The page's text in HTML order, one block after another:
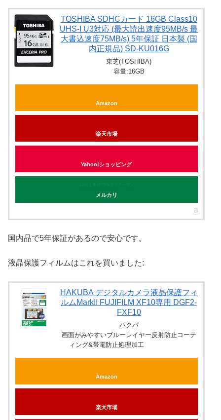
TOSHIBA SDHCカード 16GB Class10
UHS-I U3対応 (最大読出速度95MB/s 最
大書込速度75MB/s) 5年保証 日本製 (国
内正規品) SD-KU016G
東芝(TOSHIBA)
容量:16GB
Amazon
楽天市場
Yahoo!ショッピング
メルカリ
国内品で5年保証があるので安心です。
液晶保護フィルムはこれを買いました:
HAKUBA デジタルカメラ液晶保護フィ
ルムMarkII FUJIFILM XF10専用 DGF2-
FXF10
ハクバ
画面がみやすいブルーレイヤー反射防止コーテ
ィング&帯電防止処理加工
Amazon
楽天市場